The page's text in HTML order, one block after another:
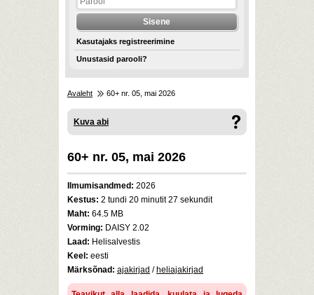
Kasutajaks registreerimine
Unustasid parooli?
Avaleht 60+ nr. 05, mai 2026
Kuva abi
60+ nr. 05, mai 2026
Ilmumisandmed: 2026
Kestus: 2 tundi 20 minutit 27 sekundit
Maht: 64.5 MB
Vorming: DAISY 2.02
Laad: Helisalvestis
Keel: eesti
Märksõnad: ajakirjad / heliajakirjad